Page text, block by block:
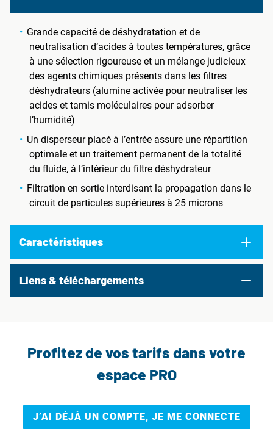
Grande capacité de déshydratation et de
neutralisation d’acides à toutes températures, grâce
à une sélection rigoureuse et un mélange judicieux
des agents chimiques présents dans les filtres
déshydrateurs (alumine activée pour neutraliser les
acides et tamis moléculaires pour adsorber
l’humidité)
Un disperseur placé à l’entrée assure une répartition
optimale et un traitement permanent de la totalité
du fluide, à l’intérieur du filtre déshydrateur
Filtration en sortie interdisant la propagation dans le
circuit de particules supérieures à 25 microns
Caractéristiques
Liens & téléchargements
Profitez de vos tarifs dans votre
espace PRO
J’AI DÉJÀ UN COMPTE, JE ME CONNECTE